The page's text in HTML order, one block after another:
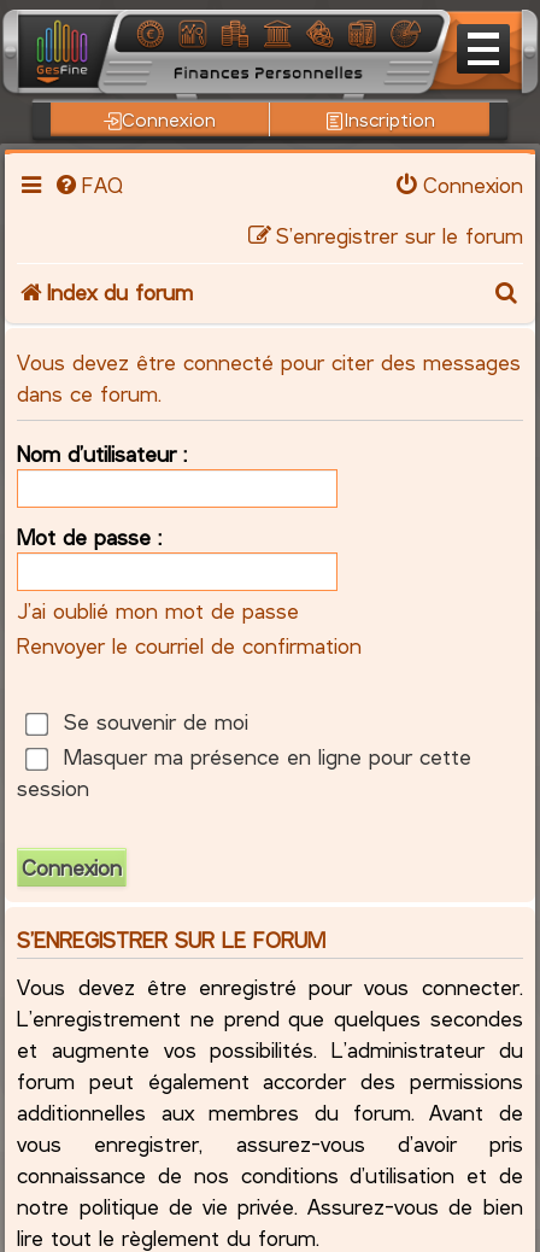
Connexion Inscription
FAQ
Connexion
S’enregistrer sur le forum
Index du forum
Vous devez être connecté pour citer des messages
dans ce forum.
Nom d’utilisateur :
Mot de passe :
J’ai oublié mon mot de passe
Renvoyer le courriel de confirmation
Se souvenir de moi
Masquer ma présence en ligne pour cette
session
S’ENREGISTRER SUR LE FORUM
Vous devez être enregistré pour vous connecter.
L’enregistrement ne prend que quelques secondes
et augmente vos possibilités. L’administrateur du
forum peut également accorder des permissions
additionnelles aux membres du forum. Avant de
vous enregistrer, assurez-vous d’avoir pris
connaissance de nos conditions d’utilisation et de
notre politique de vie privée. Assurez-vous de bien
lire tout le règlement du forum.